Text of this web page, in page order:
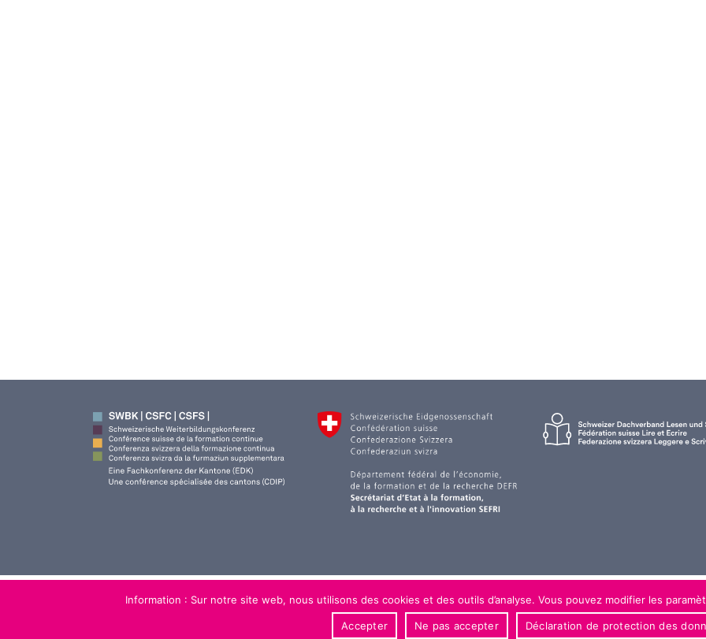
Information : Sur notre site web, nous utilisons des cookies et des outils d’analyse. Vous pouvez modifier les
Accepter Ne pas accepter Déclaration de protection des